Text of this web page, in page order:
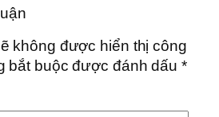
không được hiển thị công
bắt buộc được đánh dấu*